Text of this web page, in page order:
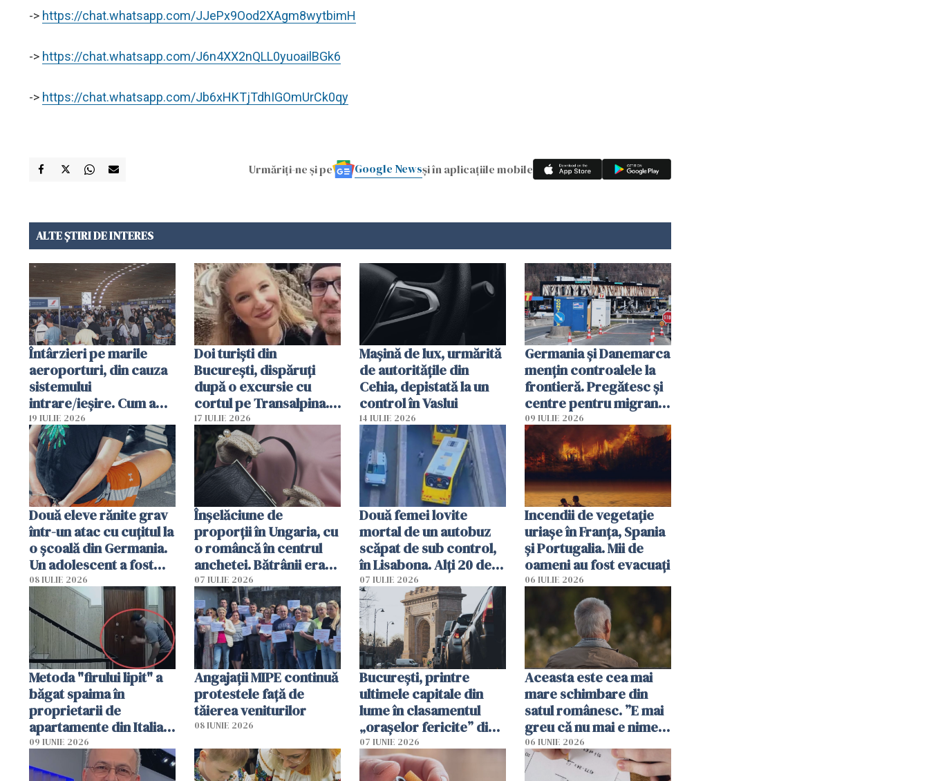
-> https://chat.whatsapp.com/JJePx9Ood2XAgm8wytbimH
-> https://chat.whatsapp.com/J6n4XX2nQLL0yuoailBGk6
-> https://chat.whatsapp.com/Jb6xHKTjTdhIGOmUrCk0qy
Urmăriți-ne și pe Google Newsși în aplicațiile mobile
ALTE ȘTIRI DE INTERES
Întârzieri pe marile
aeroporturi, din cauza
sistemului
intrare/ieșire. Cum a
ajuns o femeie să fie
arestată în Cluj-Napoca
19 IULIE 2026
Doi turiști din
București, dispăruți
după o excursie cu
cortul pe Transalpina.
Poliția și familia îi caută
17 IULIE 2026
Mașină de lux, urmărită
de autoritățile din
Cehia, depistată la un
control în Vaslui
14 IULIE 2026
Germania și Danemarca
mențin controalele la
frontieră. Pregătesc și
centre pentru migranții
respinși din UE
09 IULIE 2026
Două eleve rănite grav
într-un atac cu cuțitul la
o școală din Germania.
Un adolescent a fost
arestat
08 IULIE 2026
Înșelăciune de
proporții în Ungaria, cu
o româncă în centrul
anchetei. Bătrânii erau
puși să lase la poartă
genți cu aur și bani
07 IULIE 2026
Două femei lovite
mortal de un autobuz
scăpat de sub control,
în Lisabona. Alți 20 de
oameni sunt răniți
07 IULIE 2026
Incendii de vegetație
uriașe în Franța, Spania
și Portugalia. Mii de
oameni au fost evacuați
06 IULIE 2026
Metoda "firului lipit" a
băgat spaima în
proprietarii de
apartamente din Italia.
Poliția, sesizată
09 IUNIE 2026
Angajaţii MIPE continuă
protestele faţă de
tăierea veniturilor
08 IUNIE 2026
București, printre
ultimele capitale din
lume în clasamentul
„orașelor fericite” din
2026
07 IUNIE 2026
Aceasta este cea mai
mare schimbare din
satul românesc. ”E mai
greu că nu mai e nimeni
pe-aici, prin jur”
06 IUNIE 2026